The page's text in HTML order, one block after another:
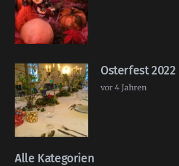
Osterfest 2022
vor 4 Jahren
Alle Kategorien